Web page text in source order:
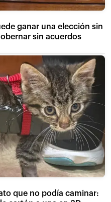
ganar una elección sin
sin acuerdos
que no podía caminar: